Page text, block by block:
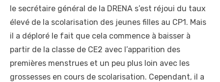
le secrétaire général de la DRENA s’est réjoui du taux
élevé de la scolarisation des jeunes filles au CP1. Mais
il a déploré le fait que cela commence à baisser à
partir de la classe de CE2 avec l’apparition des
premières menstrues et un peu plus loin avec les
grossesses en cours de scolarisation. Cependant, il a